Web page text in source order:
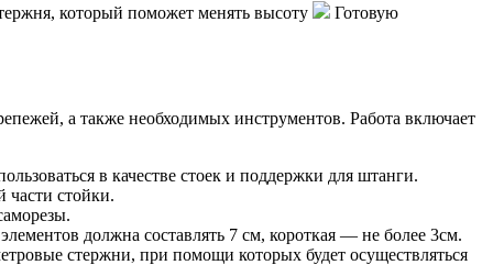
который поможет менять высоту
Готовую
а также необходимых инструментов. Работа включает
в качестве стоек и поддержки для штанги.
части стойки.
должна составлять 7 см, короткая — не более 3см.
стержни, при помощи которых будет осуществляться